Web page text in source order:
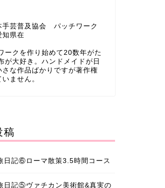
手芸普及協会 パッチワーク
県在
クを作り始めて20数年がた
が大好き。ハンドメイドが日
さな作品ばかりですが著作権
ません。
稿
日記⑥ローマ散策3.5時間コース
日記⑤ヴァチカン美術館&真実の